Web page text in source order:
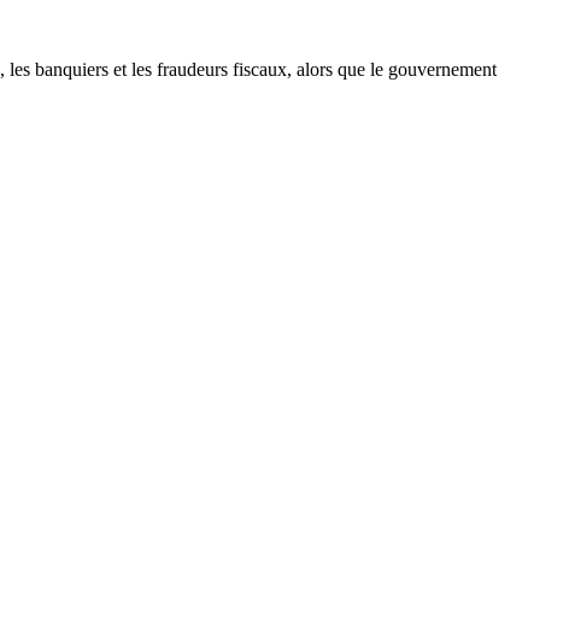
banquiers et les fraudeurs fiscaux, alors que le gouvernement